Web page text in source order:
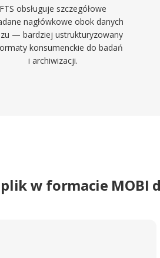
FTS obsługuje szczegółowe
nagłówkowe obok danych
— bardziej ustrukturyzowany
konsumenckie do badań
i archiwizacji.
w formacie MOBI